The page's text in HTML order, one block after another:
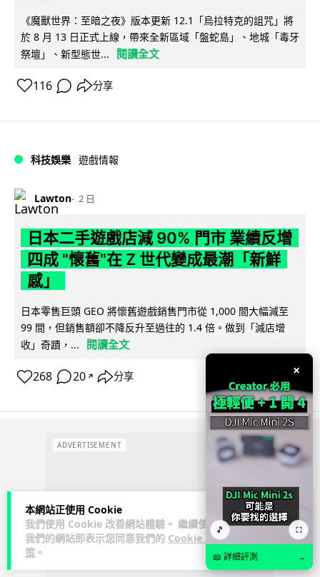
本網站正使用 Cookie
我們使用 Cookie 改善網站體驗。 繼續使用
我們的網站即表示您同意我們的 Cookie 政
策 。
《魔獸世界：至暗之夜》版本更新 12.1「烏拉特克的詛咒」將
於 8 月 13 日正式上線，帶來全新區域「盤蛇島」、地城「毒牙
祭壇」、新型態世...
閱讀全文
116 分享
科技娛樂 遊戲情報
Lawton 2 日
日本二手遊戲店減 90% 門市 業績反增
四成 "懷舊"在 Z 世代變成最潮「新鮮
感」
日本零售巨頭 GEO 將懷舊遊戲銷售門市從 1,000 間大幅減至
99 間，但銷售額卻不降反升至過往的 1.4 倍。做到「減店增
收」奇蹟，...
閱讀全文
268 20 ↗ 分享
ADVERTISEMENT
×
🎵 ⛶
📖 詳細評測 →